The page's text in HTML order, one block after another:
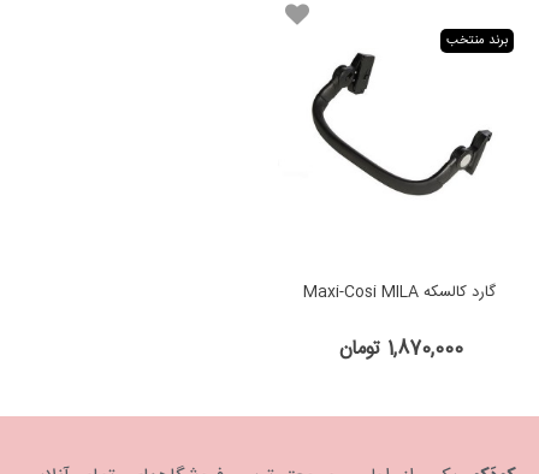
برند منتخب
گارد کالسکه Maxi-Cosi MILA
1,870,000 تومان